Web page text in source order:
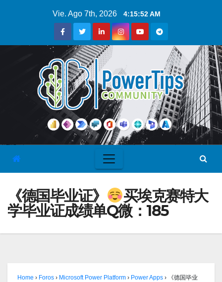
Vie. Ago 7th, 2026 4:15:53 AM
《德国毕业证》
买埃克赛特大
学毕业证成绩单Q微：185
Home › Foros › Microsoft Power Platform › Power Apps ›
《德国毕业